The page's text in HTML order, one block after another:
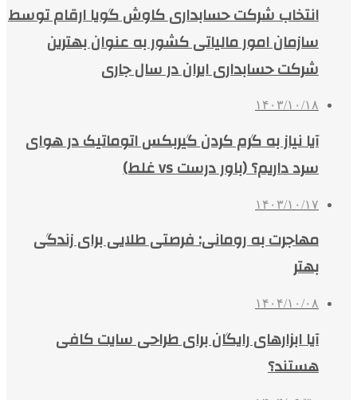
انتخاب شرکت حسابداری کاوش گویا ارقام توسط
سازمان امور مالیاتی کشور به عنوان بهترین
شرکت حسابداری ایران در سال جاری
۱۴۰۳/۱۰/۱۸
آیا نیاز به گرم کردن گیربکس اتوماتیک در هوای
سرد داریم؟ (باور درست vs غلط)
۱۴۰۳/۱۰/۱۷
مهاجرت به رومانی: فرصتی طلایی برای زندگی
بهتر
۱۴۰۴/۱۰/۰۸
آیا ابزارهای رایگان برای طراحی سایت کافی
هستند؟